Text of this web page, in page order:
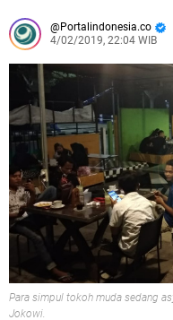
Portalindonesia.co
4/02/2019, 22:04 WIB
Para simpul tokoh muda sedang
Jokowi.